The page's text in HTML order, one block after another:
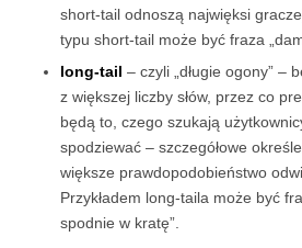
short-tail odnoszą najwięksi
typu short-tail może być fraza
long-tail – czyli „długie ogony” –
z większej liczby słów, przez co
będą to, czego szukają
spodziewać – szczegółowe
większe prawdopodobieństwo
Przykładem long-taila może być
spodnie w kratę”.